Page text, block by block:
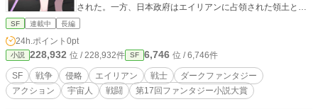
された。一方、日本政府はエイリアンに占領された領土と人
質を奪還するため、日本全国から強大な戦力なる人類のみの
件を起こした真白優助は、防衛省職員を名乗る片山双悟から
新設部隊の一員になることを提案される。真白は悩んだ末、
ついに新設部隊の一員になることを決断する。その後、真白
を含む選ばれた7人が結集し、人類存亡を賭けたエイリアンと
の戦争がここに幕を開けた。
SF 連載中 長編
24h.ポイント 0pt
小説 228,932 位 / 228,932件 SF 6,746 位 / 6,746件
SF 戦争 侵略 エイリアン 戦士
ダークファンタジー
アクション
宇宙人 戦闘 第17回ファンタジー小説大賞